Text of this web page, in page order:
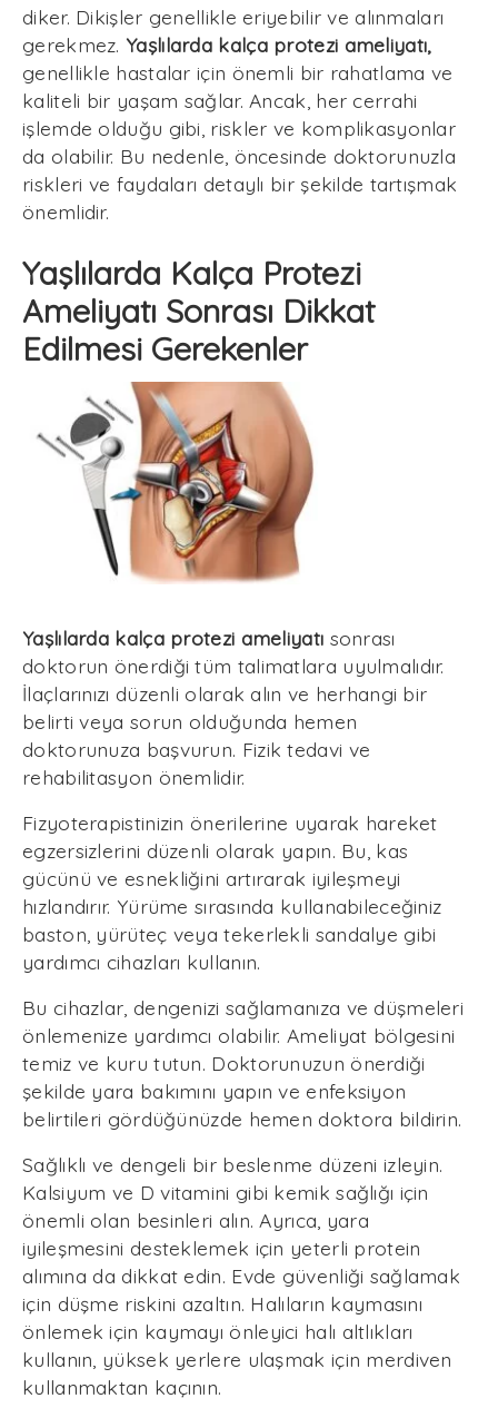
diker. Dikişler genellikle eriyebilir ve alınmaları
gerekmez. Yaşlılarda kalça protezi ameliyatı,
genellikle hastalar için önemli bir rahatlama ve
kaliteli bir yaşam sağlar. Ancak, her cerrahi
işlemde olduğu gibi, riskler ve komplikasyonlar
da olabilir. Bu nedenle, öncesinde doktorunuzla
riskleri ve faydaları detaylı bir şekilde tartışmak
önemlidir.
Yaşlılarda Kalça Protezi
Ameliyatı Sonrası Dikkat
Edilmesi Gerekenler
Yaşlılarda kalça protezi ameliyatı sonrası
doktorun önerdiği tüm talimatlara uyulmalıdır.
İlaçlarınızı düzenli olarak alın ve herhangi bir
belirti veya sorun olduğunda hemen
doktorunuza başvurun. Fizik tedavi ve
rehabilitasyon önemlidir.
Fizyoterapistinizin önerilerine uyarak hareket
egzersizlerini düzenli olarak yapın. Bu, kas
gücünü ve esnekliğini artırarak iyileşmeyi
hızlandırır. Yürüme sırasında kullanabileceğiniz
baston, yürüteç veya tekerlekli sandalye gibi
yardımcı cihazları kullanın.
Bu cihazlar, dengenizi sağlamanıza ve düşmeleri
önlemenize yardımcı olabilir. Ameliyat bölgesini
temiz ve kuru tutun. Doktorunuzun önerdiği
şekilde yara bakımını yapın ve enfeksiyon
belirtileri gördüğünüzde hemen doktora bildirin.
Sağlıklı ve dengeli bir beslenme düzeni izleyin.
Kalsiyum ve D vitamini gibi kemik sağlığı için
önemli olan besinleri alın. Ayrıca, yara
iyileşmesini desteklemek için yeterli protein
alımına da dikkat edin. Evde güvenliği sağlamak
için düşme riskini azaltın. Halıların kaymasını
önlemek için kaymayı önleyici halı altlıkları
kullanın, yüksek yerlere ulaşmak için merdiven
kullanmaktan kaçının.